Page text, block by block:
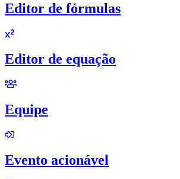
Editor de fórmulas
Editor de equação
Equipe
Evento acionável